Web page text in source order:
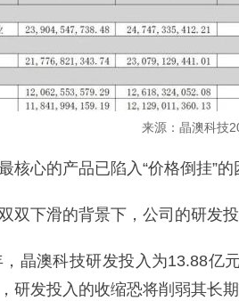
来源：晶澳科技
核心的产品已陷入“价格倒挂”
双下滑的背景下，公司的研发投
晶澳科技研发投入为13.88亿
研发投入的收缩恐将削弱其长期